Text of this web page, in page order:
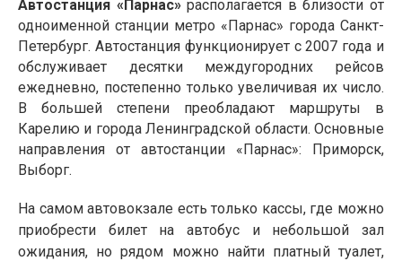
Автостанция «Парнас»располагается в близости от
одноименной станции метро «Парнас» города Санкт-
Петербург. Автостанция функционирует с 2007 года и
обслуживает десятки междугородних рейсов
ежедневно, постепенно только увеличивая их число.
В большей степени преобладают маршруты в
Карелию и города Ленинградской области. Основные
направления от автостанции «Парнас»: Приморск,
Выборг.
На самом автовокзале есть только кассы, где можно
приобрести билет на автобус и небольшой зал
ожидания, но рядом можно найти платный туалет,